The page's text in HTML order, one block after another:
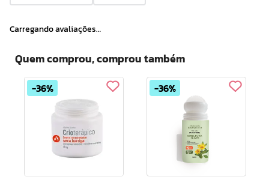
Carregando avaliações…
Quem comprou, comprou também
36% 36%